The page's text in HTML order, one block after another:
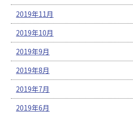
2019年11月
2019年10月
2019年9月
2019年8月
2019年7月
2019年6月